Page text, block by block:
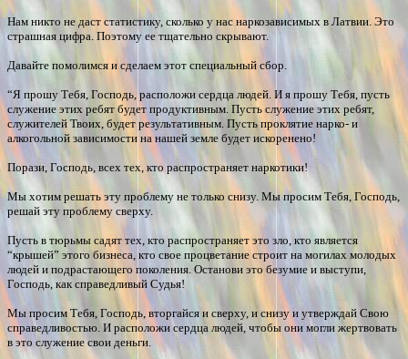
Нам никто не даст статистику, сколько у нас наркозависимых в Латвии. Это
страшная цифра. Поэтому ее тщательно скрывают.
Давайте помолимся и сделаем этот специальный сбор.
“Я прошу Тебя, Господь, расположи сердца людей. И я прошу Тебя, пусть
служение этих ребят будет продуктивным. Пусть служение этих ребят,
служителей Твоих, будет результативным. Пусть проклятие нарко- и
алкогольной зависимости на нашей земле будет искоренено!
Порази, Господь, всех тех, кто распространяет наркотики!
Мы хотим решать эту проблему не только снизу. Мы просим Тебя, Господь,
решай эту проблему сверху.
Пусть в тюрьмы садят тех, кто распространяет это зло, кто является
“крышей” этого бизнеса, кто свое процветание строит на могилах молодых
людей и подрастающего поколения. Останови это безумие и выступи,
Господь, как справедливый Судья!
Мы просим Тебя, Господь, вторгайся и сверху, и снизу и утверждай Свою
справедливостью. И расположи сердца людей, чтобы они могли жертвовать
в это служение свои деньги.